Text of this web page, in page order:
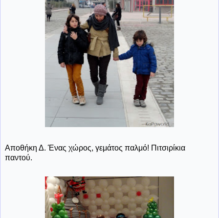
Αποθήκη Δ. Ένας χώρος, γεμάτος παλμό! Πιτσιρίκια
παντού.